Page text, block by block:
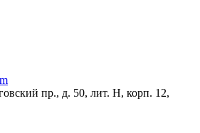
пр., д. 50, лит. Н, корп. 12,